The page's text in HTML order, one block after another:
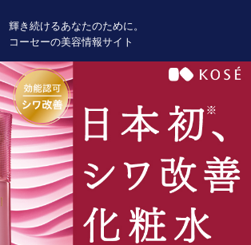
輝き続けるあなたのために。
コーセーの美容情報サイト